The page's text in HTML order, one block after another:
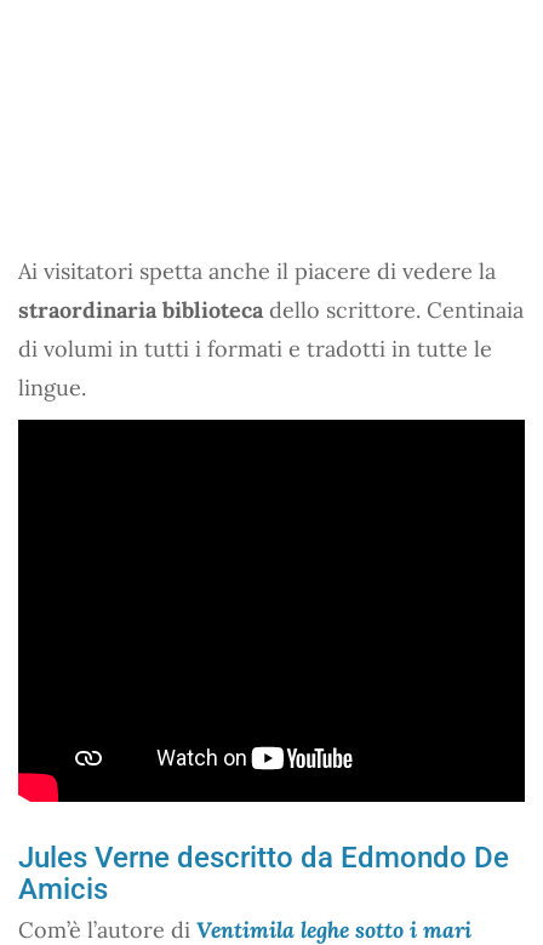
Ai visitatori spetta anche il piacere di vedere la
straordinaria biblioteca dello scrittore. Centinaia
di volumi in tutti i formati e tradotti in tutte le
lingue.
Jules Verne descritto da Edmondo De
Amicis
Com’è l’autore di Ventimila leghe sotto i mari